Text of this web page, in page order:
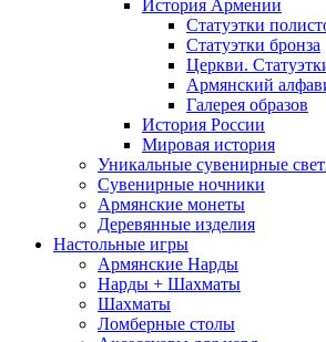
История Армении
Статуэтки
Статуэтки бронза
Церкви.
Армянский
Галерея образов
История России
Мировая история
Уникальные сувенирные
Сувенирные ночники
Армянские монеты
Деревянные изделия
Настольные игры
Армянские Нарды
Нарды + Шахматы
Шахматы
Ломберные столы